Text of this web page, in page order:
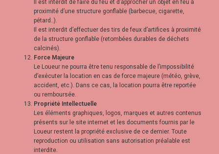
Il est interdit de faire du feu et d’approcher un objet en feu à
proximité d’une structure gonflable (barbecue, cigarette,
pétard..).
Il est interdit d’effectuer des tirs de feux d’artifices à proximité
de la structure gonflable (retombées durables de déchets
calcinés).
Force Majeure
Le Loueur ne pourra être tenu responsable de l’impossibilité
d’exécuter la location en cas de force majeure (météo, grève,
accident, etc.). Dans ce cas, la location pourra être reportée
ou remboursée.
Propriété Intellectuelle
Les éléments graphiques, logos, marques et autres contenus
présents sur le site internet et les documents fournis par le
Loueur restent la propriété exclusive de ce dernier. Toute
reproduction ou utilisation sans autorisation préalable est
interdite.